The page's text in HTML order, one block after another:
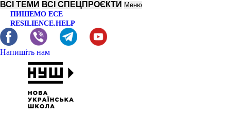
ВСІ ТЕМИ ВСІ СПЕЦПРОЄКТИ Меню
ПИШЕМО ЕСЕ
RESILIENCE.HELP
Напишіть нам